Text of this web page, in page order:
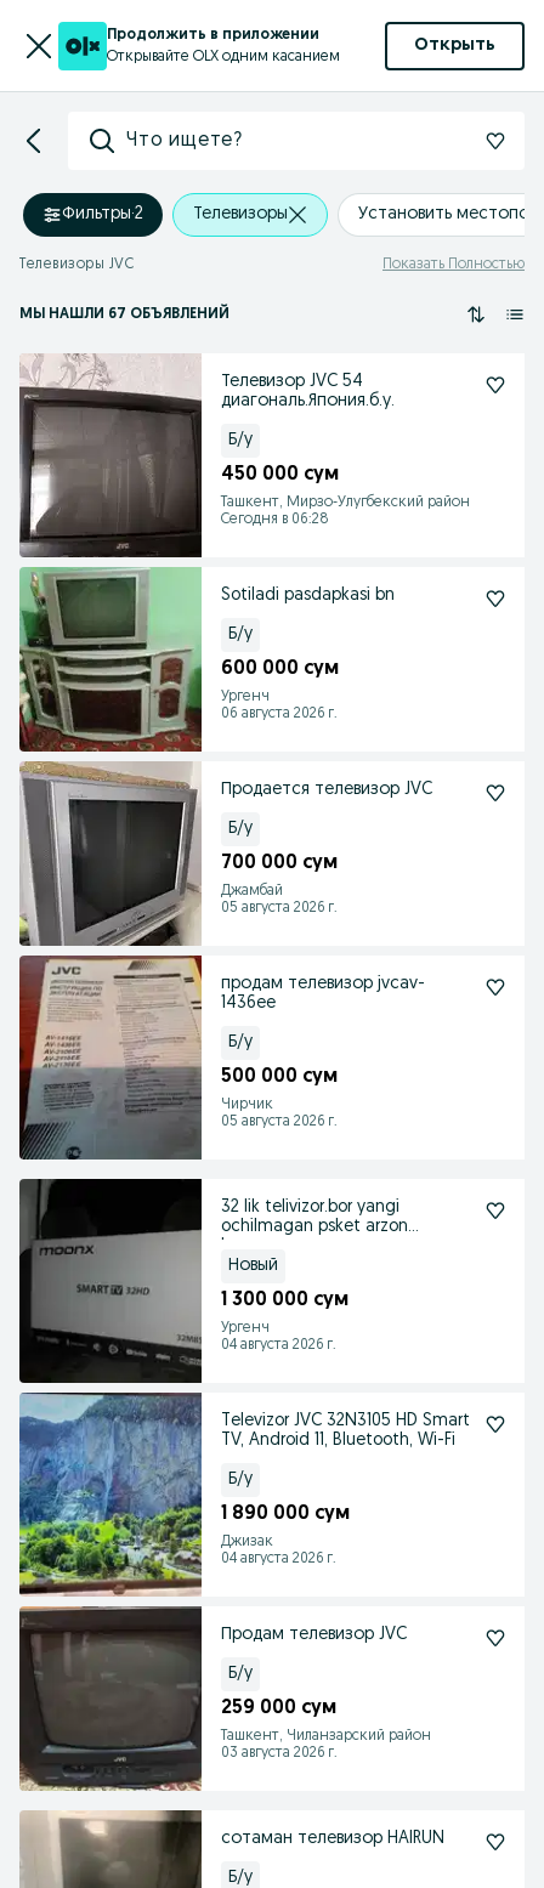
Продолжить в приложении
Открывайте OLX одним касанием
Открыть
Что ищете?
Фильтры·2 Телевизоры Установить
Телевизоры JVC Показать Полностью
МЫ НАШЛИ 67 ОБЪЯВЛЕНИЙ
Телевизор JVC 54
диагональ.Япония.б.у.
Б/у
450 000 сум
Ташкент, Мирзо-Улугбекский район
Сегодня в 06:28
Sotiladi pasdapkasi bn
Б/у
600 000 сум
Ургенч
06 августа 2026 г.
Продается телевизор JVC
Б/у
700 000 сум
Джамбай
05 августа 2026 г.
продам телевизор jvcav-
1436ee
Б/у
500 000 сум
Чирчик
05 августа 2026 г.
32 lik telivizor.bor yangi
ochilmagan psket arzon
Новый
1 300 000 сум
Ургенч
04 августа 2026 г.
Televizor JVC 32N3105 HD Smart
TV, Android 11, Bluetooth, Wi-Fi
Б/у
1 890 000 сум
Джизак
04 августа 2026 г.
Продам телевизор JVC
Б/у
259 000 сум
Ташкент, Чиланзарский район
03 августа 2026 г.
сотаман телевизор HAIRUN
Б/у